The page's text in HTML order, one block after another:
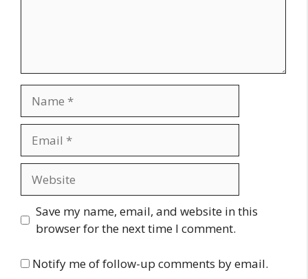
Save my name, email, and website in this
browser for the next time I comment.
Notify me of follow-up comments by email.